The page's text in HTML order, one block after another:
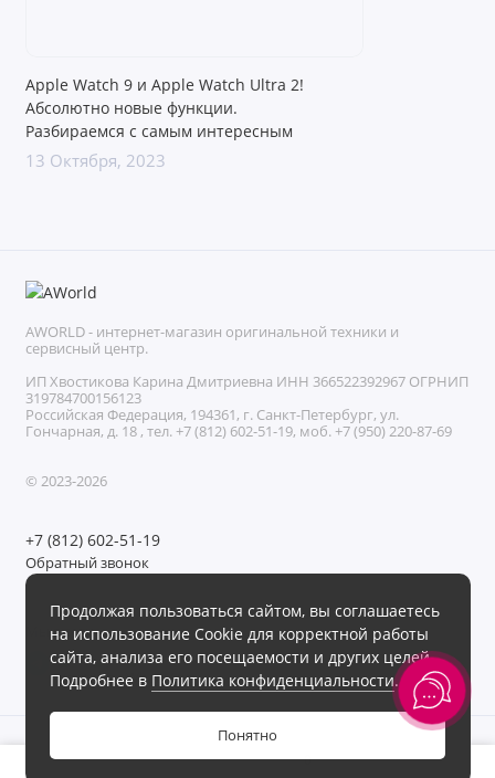
0
Apple Watch 9 и Apple Watch Ultra 2!
Абсолютно новые функции.
Разбираемся с самым интересным
13 Октября, 2023
Продолжая пользоваться сайтом, вы соглашаетесь
на использование Cookie для корректной работы
сайта, анализа его посещаемости и других целей.
Подробнее в Политика конфиденциальности.
Понятно
AWORLD - интернет-магазин оригинальной техники и
сервисный центр.
ИП Хвостикова Карина Дмитриевна ИНН 366522392967 ОГРНИП
319784700156123
Российская Федерация, 194361, г. Санкт-Петербург, ул.
Гончарная, д. 18 , тел. +7 (812) 602-51-19, моб. +7 (950) 220-87-69
© 2023-2026
+7 (812) 602-51-19
Обратный звонок
Мы в сети